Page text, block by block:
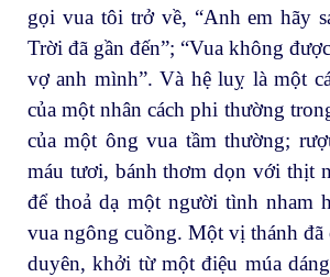
gọi vua tôi trở về, “Anh em hãy
Trời đã gần đến”; “Vua không
vợ anh mình”. Và hệ luỵ là một
của một nhân cách phi thường
của một ông vua tầm thường;
máu tươi, bánh thơm dọn với thịt
để thoả dạ một người tình nham
vua ngông cuồng. Một vị thánh đã
duyên, khởi từ một điệu múa